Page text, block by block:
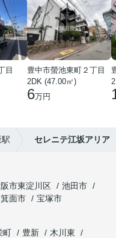
目
豊中市螢池東町２丁目
2DK (47.00㎡)
6万円
セレニテ江坂アリア
市東淀川区
池田市
箕面市
宝塚市
町 豊新
木川東